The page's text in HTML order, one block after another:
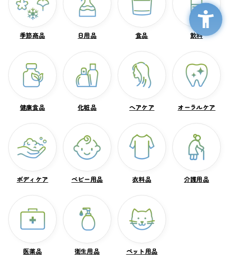
季節商品
季節商品 日用品
日用品 食品
食品 飲料
飲料
健康食品
健康食品 化粧品
化粧品 ヘアケア
ヘアケア オーラルケア
オーラルケア
ボディケア
ボディケア ベビー用品
ベビー用品 衣料品
衣料品 介護用品
介護用品
医薬品
医薬品 衛生用品
衛生用品 ペット用品
ペット用品